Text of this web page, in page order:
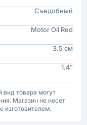
Съедобный
Motor Oil Red
3.5 см
1.4"
вид товара могут
Магазин не несет
изготовителем.